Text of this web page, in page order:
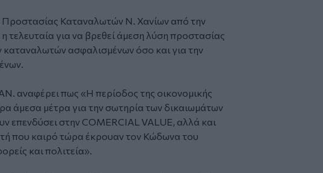
Προστασίας Καταναλωτών Ν. Χανίων από την
η τελευταία για να βρεθεί άμεση λύση προστασίας
ασφαλισμένων όσο και για την
αναφέρει πως «Η περίοδος της οικονομικής
άμεσα μέτρα για την σωτηρία των δικαιωμάτων
επενδύσει στην COMERCIAL VALUE, αλλά και
που καιρό τώρα έκρουαν τον Κώδωνα του
και πολιτεία».